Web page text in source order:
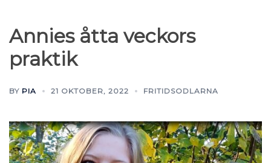
Annies åtta veckors
praktik
BY PIA 21 OKTOBER, 2022 FRITIDSODLARNA